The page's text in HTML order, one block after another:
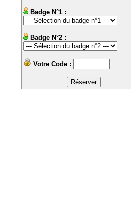
Badge N°1 :
Badge N°2 :
Votre Code :